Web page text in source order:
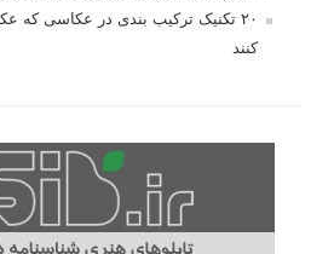
۲۰ تکنیک ترکیب بندی در عکاسی که
کنند